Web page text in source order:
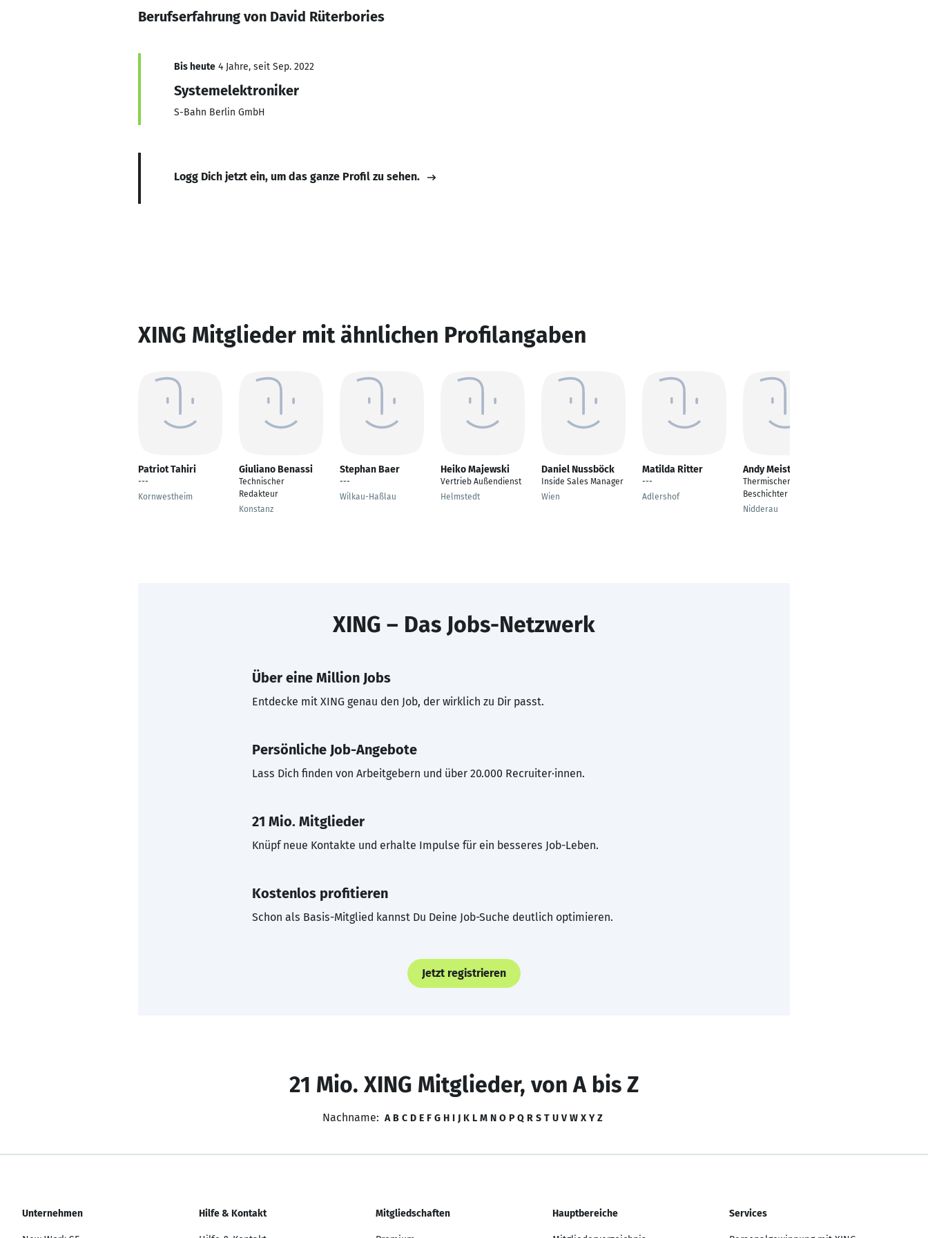
Berufserfahrung von David Rüterbories
Bis heute 4 Jahre, seit Sep. 2022
Systemelektroniker
S-Bahn Berlin GmbH
Logg Dich jetzt ein, um das ganze Profil zu sehen.
XING Mitglieder mit ähnlichen Profilangaben
Patriot Tahiri
---
Kornwestheim
Giuliano Benassi
Technischer
Redakteur
Konstanz
Stephan Baer
---
Wilkau-Haßlau
Heiko Majewski
Vertrieb Außendienst
Helmstedt
Daniel Nussböck
Inside Sales Manager
Wien
Matilda Ritter
---
Adlershof
Andy Meister
Thermischer
Beschichter
Nidderau
XING – Das Jobs-Netzwerk
Über eine Million Jobs
Entdecke mit XING genau den Job, der wirklich zu Dir passt.
Persönliche Job-Angebote
Lass Dich finden von Arbeitgebern und über 20.000 Recruiter·innen.
21 Mio. Mitglieder
Knüpf neue Kontakte und erhalte Impulse für ein besseres Job-Leben.
Kostenlos profitieren
Schon als Basis-Mitglied kannst Du Deine Job-Suche deutlich optimieren.
Jetzt registrieren
21 Mio. XING Mitglieder, von A bis Z
Nachname: A B C D E F G H I J K L M N O P Q R S T U V W X Y Z
Unternehmen Hilfe & Kontakt Mitgliedschaften Hauptbereiche Services